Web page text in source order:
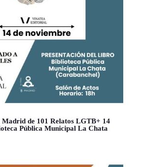
Madrid de 101 Relatos LGTB+ 14
Pública Municipal La Chata